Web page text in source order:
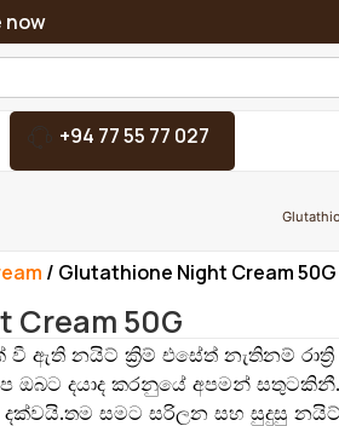
now
+94 77 55 77 027
/ Glutathione Night Cream 50G
Cream 50G
ඇති නයිට් ක්‍රිම් එසේත් නැතිනම්
ඔබට දයාද කරනුයේ අපමන්
සමට සරිලන සහ සුදුසු